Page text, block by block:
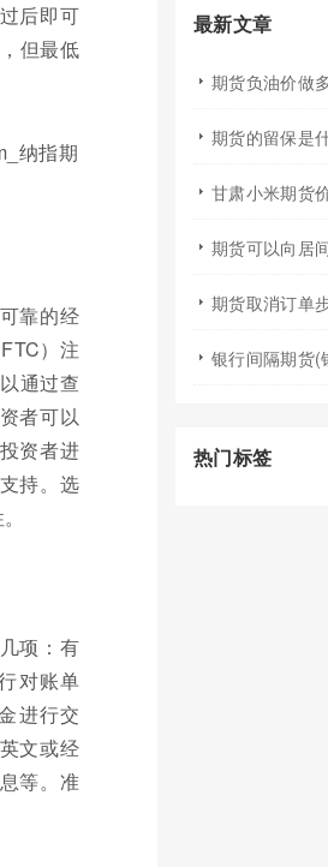
后即可
但最低
靠的经
）注
通过查
者可以
资者进
持。选
项：有
对账单
进行交
文或经
等。准
最新文章
热门标签